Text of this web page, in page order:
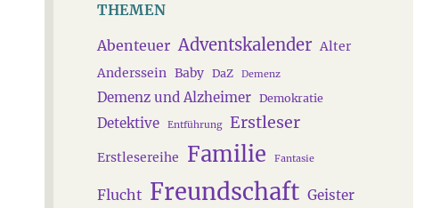
THEMEN
Abenteuer Adventskalender Alter
Anderssein Baby DaZ Demenz
Demenz und Alzheimer Demokratie
Detektive Entführung Erstleser
Erstlesereihe Familie Fantasie
Flucht Freundschaft Geister